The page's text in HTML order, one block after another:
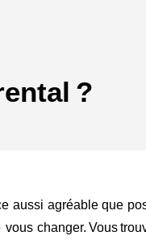
?
aussi agréable que
changer. Vous